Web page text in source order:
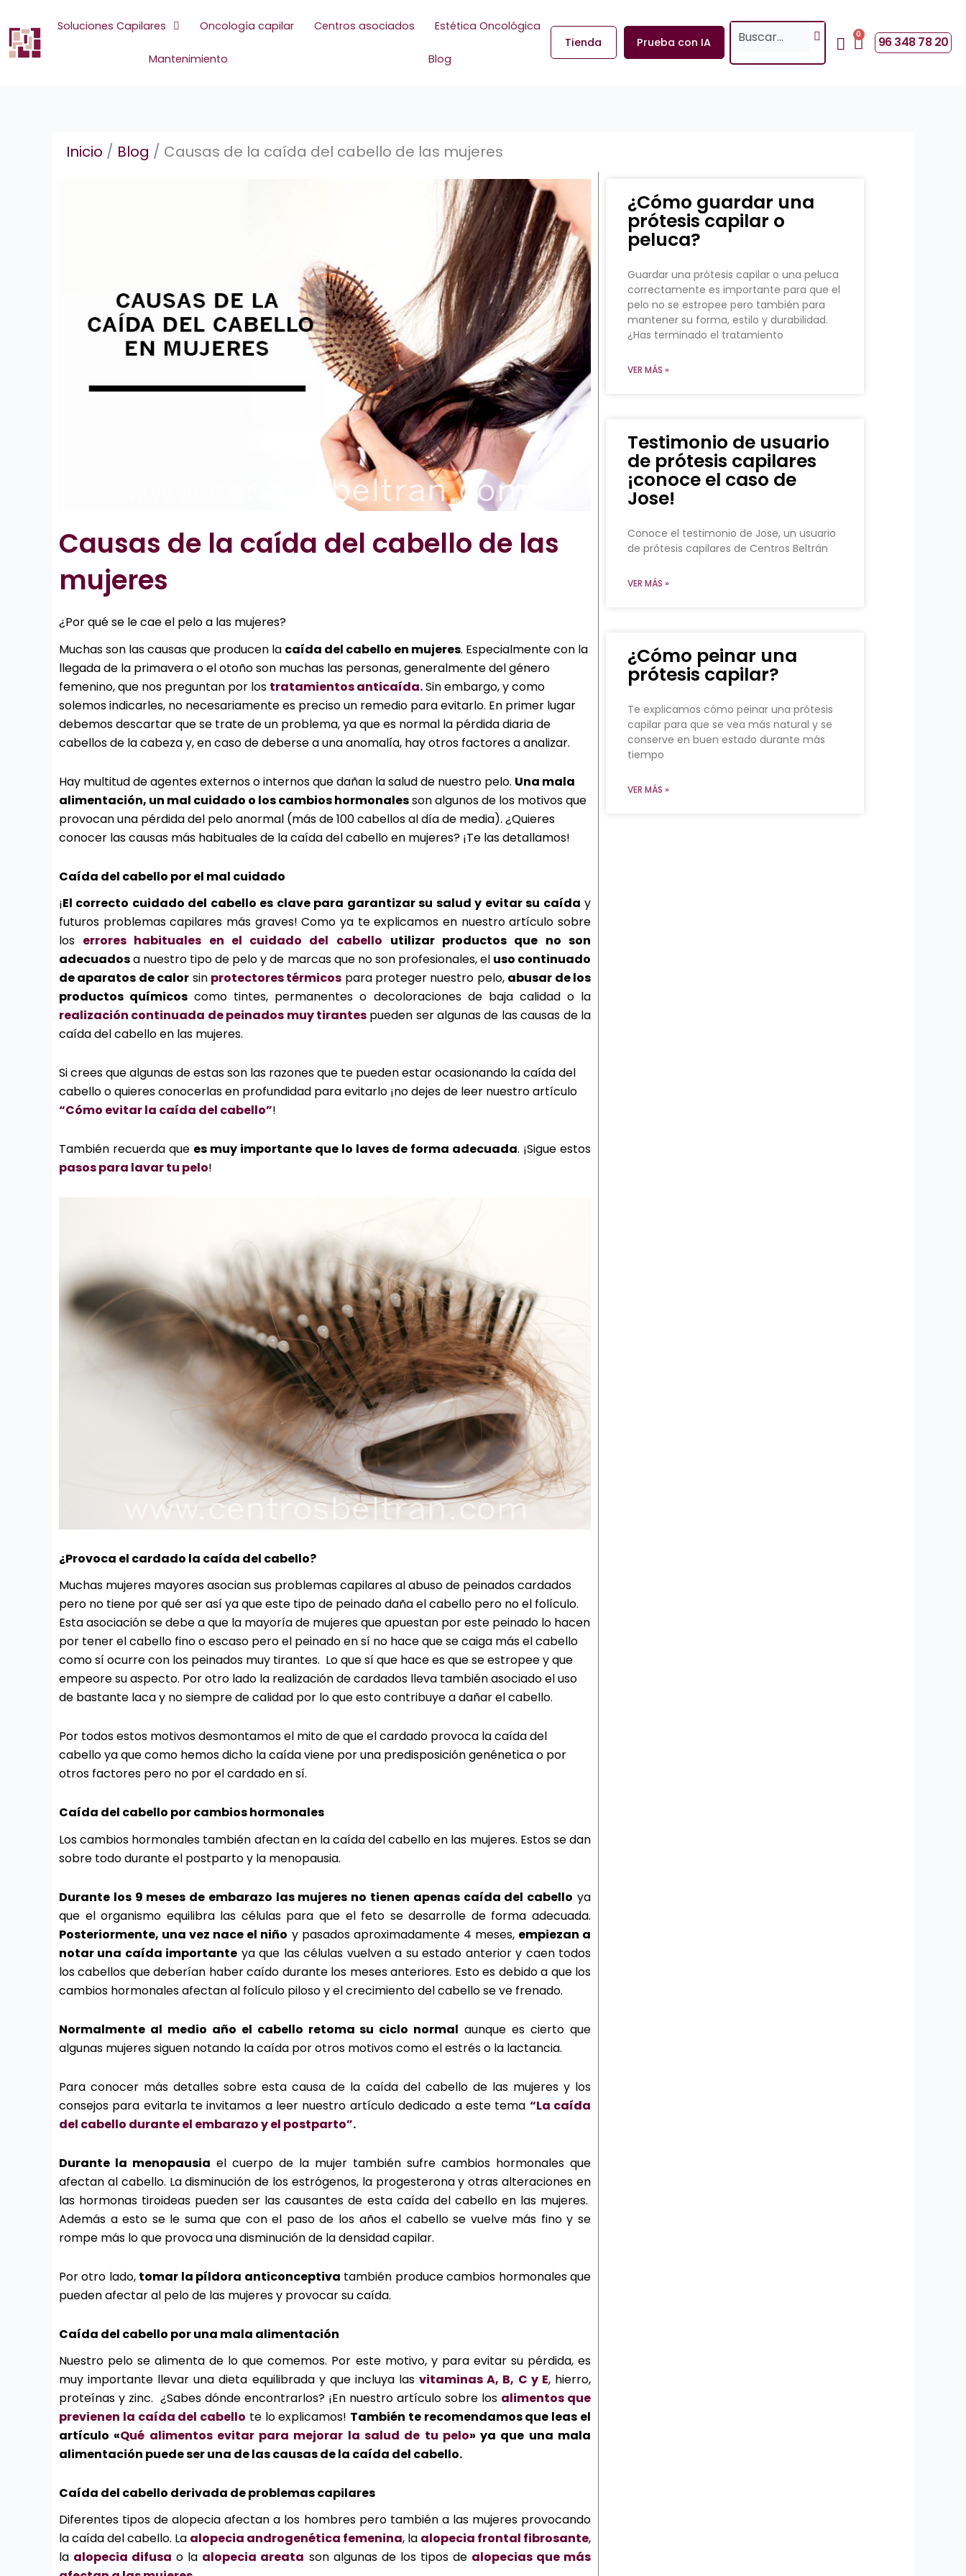
al
contenido
Soluciones Capilares Oncología capilar Centros asociados Estética Oncológica
Mantenimiento Blog
Tienda Prueba con IA
Search 0
Cart96 348 78 20
Inicio / Blog / Causas de la caída del cabello de las mujeres
Causas de la caída del cabello de las
mujeres
¿Por qué se le cae el pelo a las mujeres?
Muchas son las causas que producen la caída del cabello en mujeres. Especialmente con la
llegada de la primavera o el otoño son muchas las personas, generalmente del género
femenino, que nos preguntan por los tratamientos anticaída.Sin embargo, y como
solemos indicarles, no necesariamente es preciso un remedio para evitarlo. En primer lugar
debemos descartar que se trate de un problema, ya que es normal la pérdida diaria de
cabellos de la cabeza y, en caso de deberse a una anomalía, hay otros factores a analizar.
Hay multitud de agentes externos o internos que dañan la salud de nuestro pelo. Una mala
alimentación, un mal cuidado o los cambios hormonalesson algunos de los motivos que
provocan una pérdida del pelo anormal (más de 100 cabellos al día de media). ¿Quieres
conocer las causas más habituales de la caída del cabello en mujeres? ¡Te las detallamos!
Caída del cabello por el mal cuidado
¡El correcto cuidado del cabello es clave para garantizar su salud y evitar su caída y
futuros problemas capilares más graves! Como ya te explicamos en nuestro artículo sobre
los errores habituales en el cuidado del cabello utilizar productos que no son
adecuadosa nuestro tipo de pelo y de marcas que no son profesionales, el uso continuado
de aparatos de calor sin protectores térmicos para proteger nuestro pelo, abusar de los
productos químicos como tintes, permanentes o decoloraciones de baja calidad o la
realización continuada de peinados muy tirantespueden ser algunas de las causas de la
caída del cabello en las mujeres.
Si crees que algunas de estas son las razones que te pueden estar ocasionando la caída del
cabello o quieres conocerlas en profundidad para evitarlo ¡no dejes de leer nuestro artículo
“Cómo evitar la caída del cabello”!
También recuerda que es muy importante que lo laves de forma adecuada. ¡Sigue estos
pasos para lavar tu pelo!
¿Provoca el cardado la caída del cabello?
Muchas mujeres mayores asocian sus problemas capilares al abuso de peinados cardados
pero no tiene por qué ser así ya que este tipo de peinado daña el cabello pero no el folículo.
Esta asociación se debe a que la mayoría de mujeres que apuestan por este peinado lo hacen
por tener el cabello fino o escaso pero el peinado en sí no hace que se caiga más el cabello
como sí ocurre con los peinados muy tirantes. Lo que sí que hace es que se estropee y que
empeore su aspecto. Por otro lado la realización de cardados lleva también asociado el uso
de bastante laca y no siempre de calidad por lo que esto contribuye a dañar el cabello.
Por todos estos motivos desmontamos el mito de que el cardado provoca la caída del
cabello ya que como hemos dicho la caída viene por una predisposición genénetica o por
otros factores pero no por el cardado en sí.
Caída del cabello por cambios hormonales
Los cambios hormonales también afectan en la caída del cabello en las mujeres. Estos se dan
sobre todo durante el postparto y la menopausia.
Durante los 9 meses de embarazo las mujeres no tienen apenas caída del cabello ya
que el organismo equilibra las células para que el feto se desarrolle de forma adecuada.
Posteriormente, una vez nace el niño y pasados aproximadamente 4 meses, empiezan a
notar una caída importante ya que las células vuelven a su estado anterior y caen todos
los cabellos que deberían haber caído durante los meses anteriores. Esto es debido a que los
cambios hormonales afectan al folículo piloso y el crecimiento del cabello se ve frenado.
Normalmente al medio año el cabello retoma su ciclo normal aunque es cierto que
algunas mujeres siguen notando la caída por otros motivos como el estrés o la lactancia.
Para conocer más detalles sobre esta causa de la caída del cabello de las mujeres y los
consejos para evitarla te invitamos a leer nuestro artículo dedicado a este tema “La caída
del cabello durante el embarazo y el postparto”.
Durante la menopausia el cuerpo de la mujer también sufre cambios hormonales que
afectan al cabello. La disminución de los estrógenos, la progesterona y otras alteraciones en
las hormonas tiroideas pueden ser las causantes de esta caída del cabello en las mujeres.
Además a esto se le suma que con el paso de los años el cabello se vuelve más fino y se
rompe más lo que provoca una disminución de la densidad capilar.
Por otro lado, tomar la píldora anticonceptiva también produce cambios hormonales que
pueden afectar al pelo de las mujeres y provocar su caída.
Caída del cabello por una mala alimentación
Nuestro pelo se alimenta de lo que comemos. Por este motivo, y para evitar su pérdida, es
muy importante llevar una dieta equilibrada y que incluya lasvitaminas A, B, C y E, hierro,
proteínas y zinc. ¿Sabes dónde encontrarlos? ¡En nuestro artículo sobre los alimentos que
previenen la caída del cabello te lo explicamos! También te recomendamos que leas el
artículo «Qué alimentos evitar para mejorar la salud de tu pelo» ya que una mala
alimentación puede ser una de las causas de la caída del cabello.
Caída del cabello derivada de problemas capilares
Diferentes tipos de alopecia afectan a los hombres pero también a las mujeres provocando
la caída del cabello. La alopecia androgenética femenina, la alopecia frontal fibrosante,
la alopecia difusa o la alopecia areata son algunas de los tipos de alopecias que más
¿Cómo guardar una
prótesis capilar o
peluca?
Guardar una prótesis capilar o una peluca
correctamente es importante para que el
pelo no se estropee pero también para
mantener su forma, estilo y durabilidad.
¿Has terminado el tratamiento
VER MÁS »
Testimonio de usuario
de prótesis capilares
¡conoce el caso de
Jose!
Conoce el testimonio de Jose, un usuario
de prótesis capilares de Centros Beltrán
VER MÁS »
¿Cómo peinar una
prótesis capilar?
Te explicamos cómo peinar una prótesis
capilar para que se vea más natural y se
conserve en buen estado durante más
tiempo
VER MÁS »